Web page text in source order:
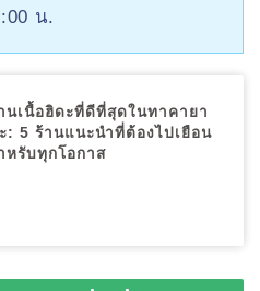
น.
นเนื้อฮิดะที่ดีที่สุดในทาคายา
: 5 ร้านแนะนำที่ต้องไปเยือน
หรับทุกโอกาส